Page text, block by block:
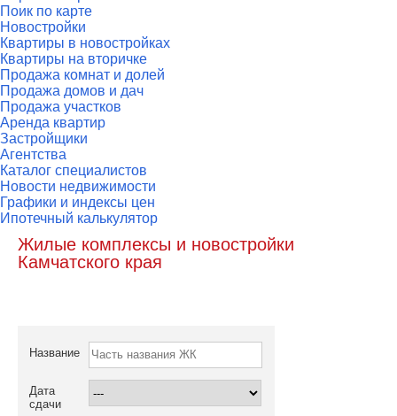
Поик по карте
Новостройки
Квартиры в новостройках
Квартиры на вторичке
Продажа комнат и долей
Продажа домов и дач
Продажа участков
Аренда квартир
Застройщики
Агентства
Каталог специалистов
Новости недвижимости
Графики и индексы цен
Ипотечный калькулятор
Жилые комплексы и новостройки
Камчатского края
Название
Дата
сдачи